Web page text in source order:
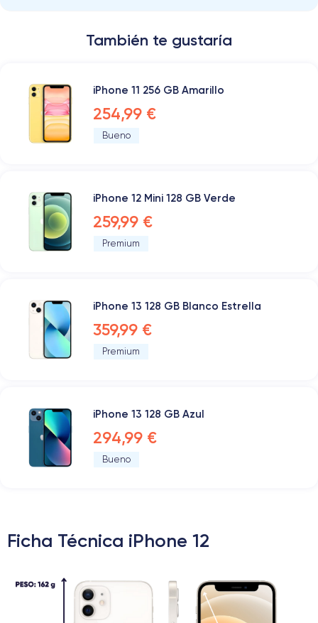
También te gustaría
iPhone 11 256 GB Amarillo
254,99 €
Bueno
iPhone 12 Mini 128 GB Verde
259,99 €
Premium
iPhone 13 128 GB Blanco Estrella
359,99 €
Premium
iPhone 13 128 GB Azul
294,99 €
Bueno
Ficha Técnica iPhone 12